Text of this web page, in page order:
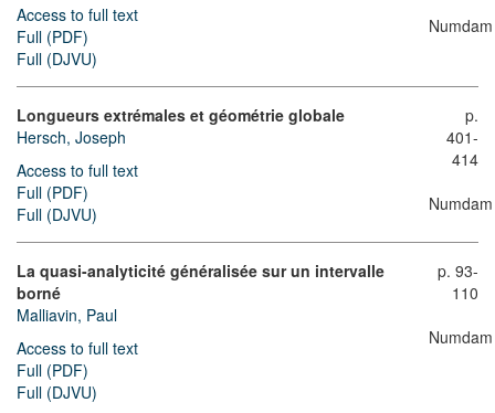
Access to full text
Full (PDF)
Full (DJVU)
Numdam
Longueurs extrémales et géométrie globale
Hersch, Joseph
Access to full text
Full (PDF)
Full (DJVU)
p.
401-
414
Numdam
La quasi-analyticité généralisée sur un intervalle
borné
Malliavin, Paul
Access to full text
Full (PDF)
Full (DJVU)
p. 93-
110
Numdam